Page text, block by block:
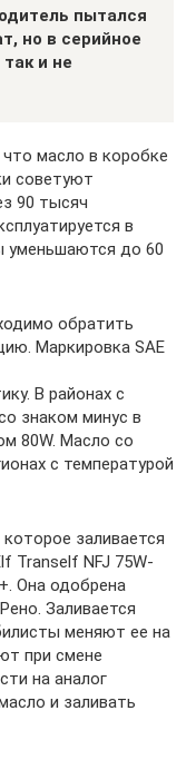
пытался
но в серийное
и не
масло в коробке
советуют
90 тысяч
в
уменьшаются до 60
обратить
Маркировка SAE
В районах с
знаком минус в
80W. Масло со
с температурой
заливается
Tranself NFJ 75W-
Она одобрена
Заливается
меняют ее на
при смене
на аналог
и заливать